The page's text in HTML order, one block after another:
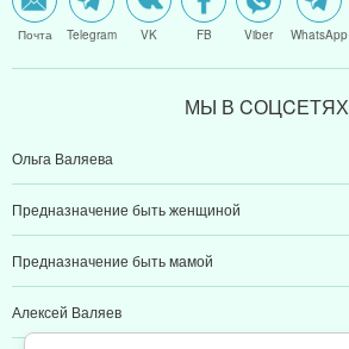
Почта Telegram VK FB Viber WhatsApp
МЫ В CОЦCЕТЯХ
Ольга Валяева
Предназначение быть женщиной
Предназначение быть мамой
Алексей Валяев